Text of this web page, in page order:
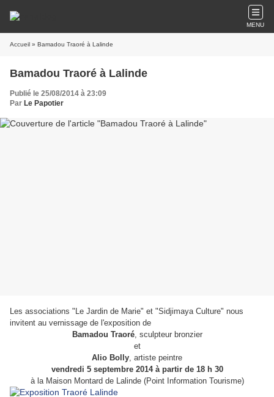
MENU
Accueil » Bamadou Traoré à Lalinde
Bamadou Traoré à Lalinde
Publié le 25/08/2014 à 23:09
Par Le Papotier
Les associations "Le Jardin de Marie" et "Sidjimaya Culture" nous
invitent au vernissage de l'exposition de
Bamadou Traoré, sculpteur bronzier
et
Alio Bolly, artiste peintre
vendredi 5 septembre 2014 à partir de 18 h 30
à la Maison Montard de Lalinde (Point Information Tourisme)